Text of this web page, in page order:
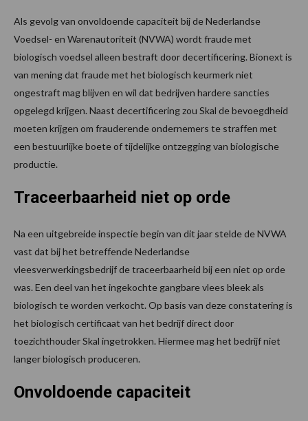
Als gevolg van onvoldoende capaciteit bij de Nederlandse
Voedsel- en Warenautoriteit (NVWA) wordt fraude met
biologisch voedsel alleen bestraft door decertificering. Bionext is
van mening dat fraude met het biologisch keurmerk niet
ongestraft mag blijven en wil dat bedrijven hardere sancties
opgelegd krijgen. Naast decertificering zou Skal de bevoegdheid
moeten krijgen om frauderende ondernemers te straffen met
een bestuurlijke boete of tijdelijke ontzegging van biologische
productie.
Traceerbaarheid niet op orde
Na een uitgebreide inspectie begin van dit jaar stelde de NVWA
vast dat bij het betreffende Nederlandse
vleesverwerkingsbedrijf de traceerbaarheid bij een niet op orde
was. Een deel van het ingekochte gangbare vlees bleek als
biologisch te worden verkocht. Op basis van deze constatering is
het biologisch certificaat van het bedrijf direct door
toezichthouder Skal ingetrokken. Hiermee mag het bedrijf niet
langer biologisch produceren.
Onvoldoende capaciteit